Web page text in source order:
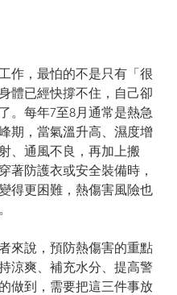
作，最怕的不是只有「很
體已經快撐不住，自己卻
。每年7至8月通常是熱急
期，當氣溫升高、濕度增
、通風不良，再加上搬
著防護衣或安全裝備時，
得更困難，熱傷害風險也
來說，預防熱傷害的重點
涼爽、補充水分、提高警
做到，需要把這三件事放